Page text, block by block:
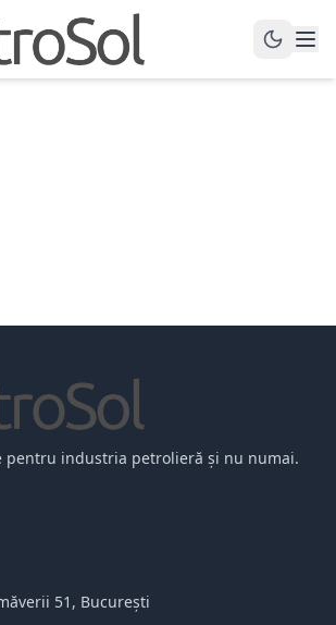
pentru industria petrolieră și nu numai.
51, București